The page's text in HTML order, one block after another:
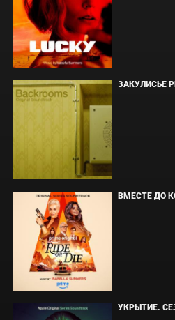
ЗАКУЛИСЬЕ
ВМЕСТЕ ДО
УКРЫТИЕ.